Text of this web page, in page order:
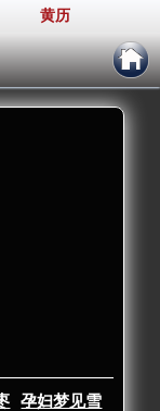
黄历
孕妇梦见雪